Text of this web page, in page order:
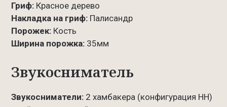
Гриф: Красное дерево
Накладка на гриф: Палисандр
Порожек: Кость
Ширина порожка: 35мм
Звукосниматель
Звукосниматели: 2 хамбакера (конфигурация HH)